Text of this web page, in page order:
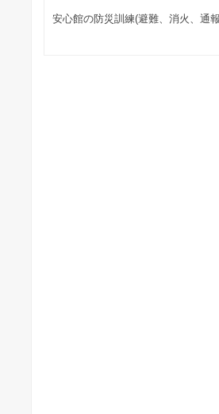
安心館の防災訓練(避難、消火、通